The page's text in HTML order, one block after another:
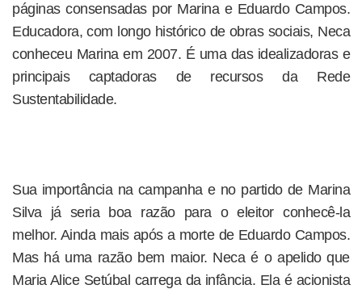
páginas consensadas por Marina e Eduardo Campos.
Educadora, com longo histórico de obras sociais, Neca
conheceu Marina em 2007. É uma das idealizadoras e
principais captadoras de recursos da Rede
Sustentabilidade.
Sua importância na campanha e no partido de Marina
Silva já seria boa razão para o eleitor conhecê-la
melhor. Ainda mais após a morte de Eduardo Campos.
Mas há uma razão bem maior. Neca é o apelido que
Maria Alice Setúbal carrega da infância. Ela é acionista